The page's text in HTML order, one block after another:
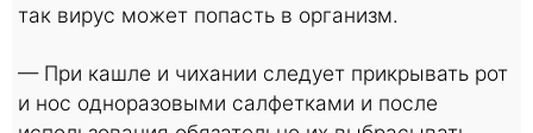
так вирус может попасть в организм.
— При кашле и чихании следует прикрывать рот
и нос одноразовыми салфетками и после